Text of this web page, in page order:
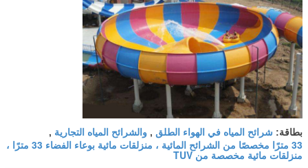
بطاقة: شرائح المياه في الهواء الطلق , والشرائح المياه التجارية ,
33 مترًا مخصصًا من الشرائح المائية ، منزلقات مائية بوعاء الفضاء 33 مترًا ،
منزلقات مائية مخصصة من TUV